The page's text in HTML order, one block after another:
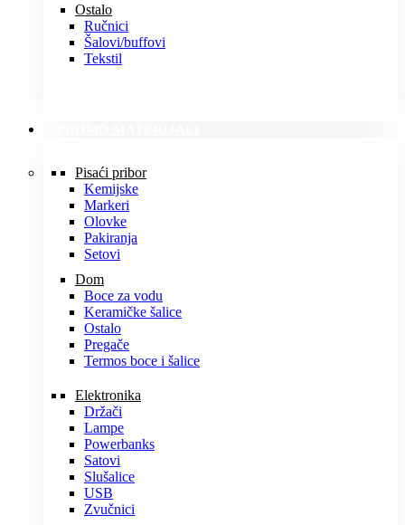
Ostalo
Ručnici
Šalovi/buffovi
Tekstil
Pisaći pribor
Kemijske
Markeri
Olovke
Pakiranja
Setovi
Dom
Boce za vodu
Keramičke šalice
Ostalo
Pregače
Termos boce i šalice
Elektronika
Držači
Lampe
Powerbanks
Satovi
Slušalice
USB
Zvučnici